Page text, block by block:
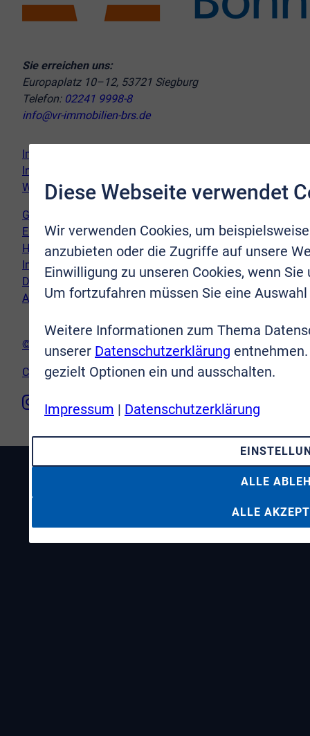
Sie erreichen uns:
Europaplatz 10–12, 53721 Siegburg
Telefon: 02241 9998-8
info@vr-immobilien-brs.de
Immobilie verkaufen
Immobilie kaufen
Wir vor Ort
Genderhinweis
Erklärung zur Barrierefreiheit
Hinweispflicht Newsletter
Impressum
Datenschutz
AGB
© VR-Immobilien Bonn Rhein-Sieg GmbH
Cookie-Einstellungen
Diese Webseite verwendet
Wir verwenden Cookies, um
anzubieten oder die Zugriffe auf unsere
Einwilligung zu unseren Cookies, wenn
Um fortzufahren müssen Sie eine
Weitere Informationen zum Thema
unserer Datenschutzerklärung
gezielt Optionen ein und ausschalten.
Impressum | Datenschutzerklärung
ALLE
ALLE